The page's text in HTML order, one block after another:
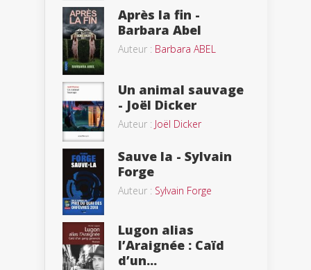
Après la fin -
Barbara Abel
Auteur : Barbara ABEL
Un animal sauvage
- Joël Dicker
Auteur : Joël Dicker
Sauve la - Sylvain
Forge
Auteur : Sylvain Forge
Lugon alias
l’Araignée : Caïd
d’un...